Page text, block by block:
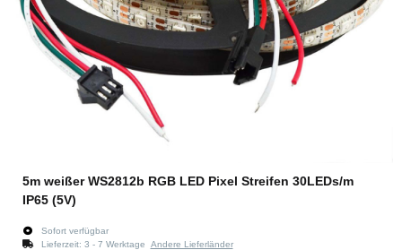
5m weißer WS2812b RGB LED Pixel Streifen 30LEDs/m
IP65 (5V)
Sofort verfügbar
Lieferzeit: 3 - 7 Werktage Andere Lieferländer